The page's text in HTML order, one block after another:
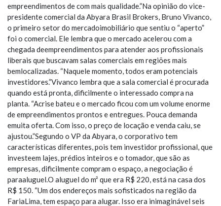
empreendimentos de com mais qualidade.”Na opinião do vice-
presidente comercial da Abyara Brasil Brokers, Bruno Vivanco,
o primeiro setor do mercadoimobiliário que sentiu o “aperto”
foi o comercial. Ele lembra que o mercado acelerou com a
chegada deempreendimentos para atender aos profissionais
liberais que buscavam salas comerciais em regiões mais
bemlocalizadas. “Naquele momento, todos eram potenciais
investidores.”Vivanco lembra que a sala comercial é procurada
quando está pronta, dificilmente o interessado compra na
planta. “Acrise bateu e o mercado ficou com um volume enorme
de empreendimentos prontos e entregues. Pouca demanda
emuita oferta. Com isso, o preço de locação e venda caiu, se
ajustou.”Segundo o VP da Abyara, o corporativo tem
características diferentes, pois tem investidor profissional, que
investeem lajes, prédios inteiros e o tomador, que são as
empresas, dificilmente compram o espaço, a negociação é
paraaluguel.O aluguel do m² que era R$ 220, está na casa dos
R$ 150. “Um dos endereços mais sofisticados na região da
FariaLima, tem espaço para alugar. Isso era inimaginável seis